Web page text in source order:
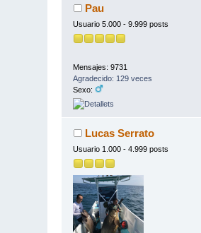
Pau
Usuario 5.000 - 9.999 posts
Mensajes: 9731
Agradecido: 129 veces
Sexo:
Lucas Serrato
Usuario 1.000 - 4.999 posts